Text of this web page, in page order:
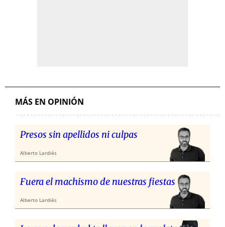
MÁS EN OPINIÓN
Presos sin apellidos ni culpas
Alberto Lardiés
Fuera el machismo de nuestras fiestas
Alberto Lardiés